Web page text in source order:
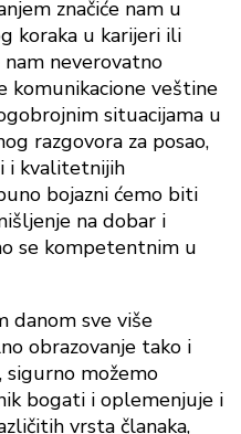
značiće nam u
koraka u karijeri ili
neverovatno
komunikacione veštine
situacijama u
razgovora za posao,
i kvalitetnijih
bojazni ćemo biti
na dobar i
se kompetentnim u
danom sve više
obrazovanje tako i
sigurno možemo
bogati i oplemenjuje i
vrsta članaka,